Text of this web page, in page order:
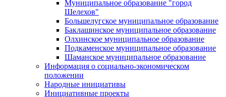
Муниципальное образование "город
Шелехов"
Большелугское муниципальное образование
Баклашинское муниципальное образование
Олхинское муниципальное образование
Подкаменское муниципальное образование
Шаманское муниципальное образование
Информация о социально-экономическом
положении
Народные инициативы
Инициативные проекты